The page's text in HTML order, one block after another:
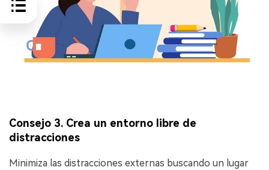
Consejo 3. Crea un entorno libre de
distracciones
Minimiza las distracciones externas buscando un lugar